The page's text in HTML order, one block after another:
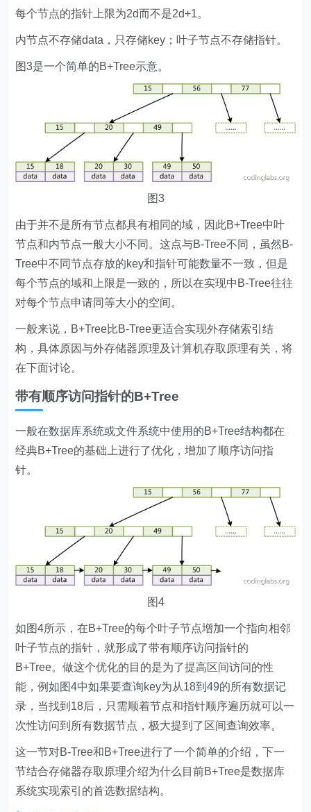
每个节点的指针上限为2d而不是2d+1。
内节点不存储data，只存储key；叶子节点不存储指针。
图3是一个简单的B+Tree示意。
图3
由于并不是所有节点都具有相同的域，因此B+Tree中叶
节点和内节点一般大小不同。这点与B-Tree不同，虽然B-
Tree中不同节点存放的key和指针可能数量不一致，但是
每个节点的域和上限是一致的，所以在实现中B-Tree往往
对每个节点申请同等大小的空间。
一般来说，B+Tree比B-Tree更适合实现外存储索引结
构，具体原因与外存储器原理及计算机存取原理有关，将
在下面讨论。
带有顺序访问指针的B+Tree
一般在数据库系统或文件系统中使用的B+Tree结构都在
经典B+Tree的基础上进行了优化，增加了顺序访问指
针。
图4
如图4所示，在B+Tree的每个叶子节点增加一个指向相邻
叶子节点的指针，就形成了带有顺序访问指针的
B+Tree。做这个优化的目的是为了提高区间访问的性
能，例如图4中如果要查询key为从18到49的所有数据记
录，当找到18后，只需顺着节点和指针顺序遍历就可以一
次性访问到所有数据节点，极大提到了区间查询效率。
这一节对B-Tree和B+Tree进行了一个简单的介绍，下一
节结合存储器存取原理介绍为什么目前B+Tree是数据库
系统实现索引的首选数据结构。